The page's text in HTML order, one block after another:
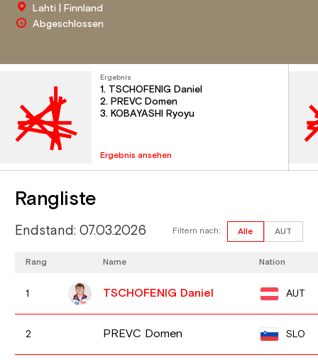
Lahti | Finnland
Abgeschlossen
Ergebnis
1. TSCHOFENIG Daniel
2. PREVC Domen
3. KOBAYASHI Ryoyu
Ergebnis ansehen
Rangliste
Endstand: 07.03.2026 Filtern nach: Alle AUT
Rang Name Nation
1 TSCHOFENIG Daniel AUT
2 PREVC Domen SLO